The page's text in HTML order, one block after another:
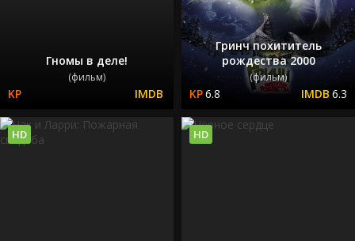
Гномы в деле!
(фильм)
Гринч похититель
рождества 2000
(фильм)
6.8 6.3
HD HD